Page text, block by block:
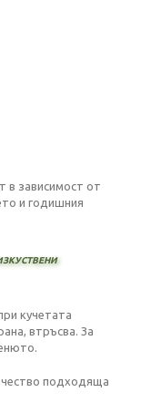
в зависимост от
и годишния
кучетата
втръсва. За
подходяща